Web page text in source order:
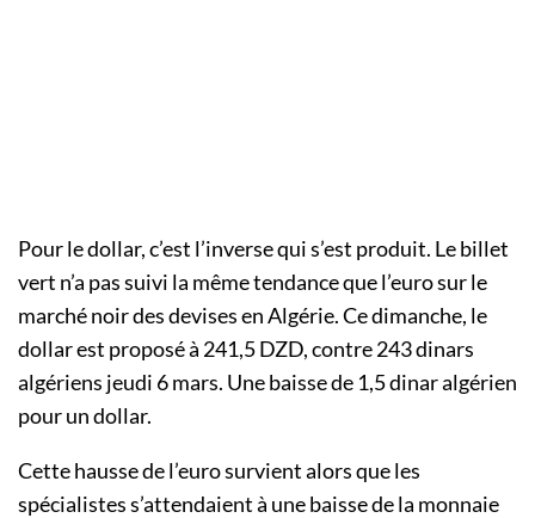
Pour le dollar, c’est l’inverse qui s’est produit. Le billet
vert n’a pas suivi la même tendance que l’euro sur le
marché noir des devises en Algérie. Ce dimanche, le
dollar est proposé à 241,5 DZD, contre 243 dinars
algériens jeudi 6 mars. Une baisse de 1,5 dinar algérien
pour un dollar.
Cette hausse de l’euro survient alors que les
spécialistes s’attendaient à une baisse de la monnaie